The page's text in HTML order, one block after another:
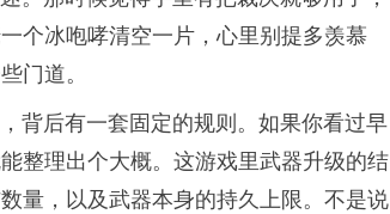
个冰咆哮清空一片，心里别提多羡慕
门道。
背后有一套固定的规则。如果你看过早
整理出个大概。这游戏里武器升级的结
量，以及武器本身的持久上限。不是说